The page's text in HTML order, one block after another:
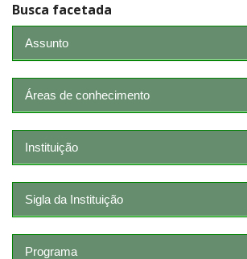
Busca facetada
Assunto
Áreas de conhecimento
Instituição
Sigla da Instituição
Programa